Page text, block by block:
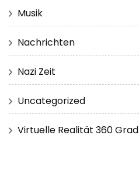
Musik
Nachrichten
Nazi Zeit
Uncategorized
Virtuelle Realität 360 Grad